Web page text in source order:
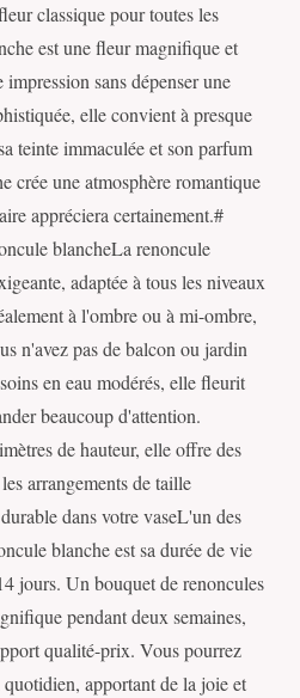
classique pour toutes les
est une fleur magnifique et
sans dépenser une
elle convient à presque
teinte immaculée et son parfum
crée une atmosphère romantique
appréciera certainement.#
blancheLa renoncule
adaptée à tous les niveaux
à l'ombre ou à mi-ombre,
n'avez pas de balcon ou jardin
en eau modérés, elle fleurit
beaucoup d'attention.
de hauteur, elle offre des
arrangements de taille
dans votre vaseL'un des
blanche est sa durée de vie
jours. Un bouquet de renoncules
pendant deux semaines,
qualité-prix. Vous pourrez
apportant de la joie et